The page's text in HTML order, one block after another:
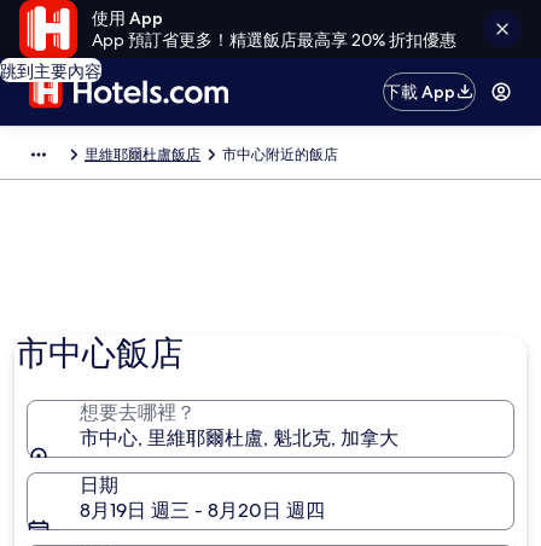
使用 App
App 預訂省更多！精選飯店最高享 20% 折扣優惠
跳到主要內容
下載 App
里維耶爾杜盧飯店 市中心附近的飯店
市中心飯店
想要去哪裡？
市中心, 里維耶爾杜盧, 魁北克, 加拿大
日期
8月19日 週三 - 8月20日 週四